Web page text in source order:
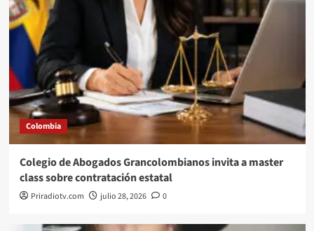
Colombia
Colegio de Abogados Grancolombianos invita a master
class sobre contratación estatal
Priradiotv.com julio 28, 2026 0